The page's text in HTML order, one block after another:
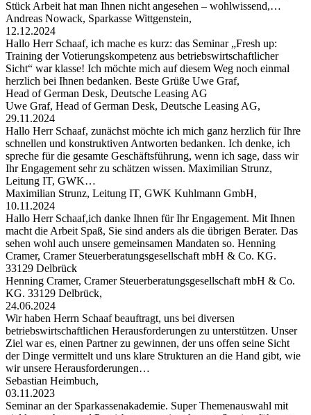
Stück Arbeit hat man Ihnen nicht angesehen – wohlwissend,…
Andreas Nowack, Sparkasse Wittgenstein,
12.12.2024
Hallo Herr Schaaf, ich mache es kurz: das Seminar „Fresh up:
Training der Votierungskompetenz aus betriebswirtschaftlicher
Sicht“ war klasse! Ich möchte mich auf diesem Weg noch einmal
herzlich bei Ihnen bedanken. Beste Grüße Uwe Graf,
Head of German Desk, Deutsche Leasing AG
Uwe Graf, Head of German Desk, Deutsche Leasing AG,
29.11.2024
Hallo Herr Schaaf, zunächst möchte ich mich ganz herzlich für Ihre
schnellen und konstruktiven Antworten bedanken. Ich denke, ich
spreche für die gesamte Geschäftsführung, wenn ich sage, dass wir
Ihr Engagement sehr zu schätzen wissen. Maximilian Strunz,
Leitung IT, GWK…
Maximilian Strunz, Leitung IT, GWK Kuhlmann GmbH,
10.11.2024
Hallo Herr Schaaf,ich danke Ihnen für Ihr Engagement. Mit Ihnen
macht die Arbeit Spaß, Sie sind anders als die übrigen Berater. Das
sehen wohl auch unsere gemeinsamen Mandaten so. Henning
Cramer, Cramer Steuerberatungsgesellschaft mbH & Co. KG.
33129 Delbrück
Henning Cramer, Cramer Steuerberatungsgesellschaft mbH & Co.
KG. 33129 Delbrück,
24.06.2024
Wir haben Herrn Schaaf beauftragt, uns bei diversen
betriebswirtschaftlichen Herausforderungen zu unterstützen. Unser
Ziel war es, einen Partner zu gewinnen, der uns offen seine Sicht
der Dinge vermittelt und uns klare Strukturen an die Hand gibt, wie
wir unsere Herausforderungen…
Sebastian Heimbuch,
03.11.2023
Seminar an der Sparkassenakademie. Super Themenauswahl mit